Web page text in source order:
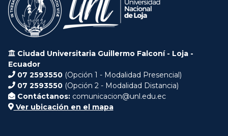
Ciudad Universitaria Guillermo Falconí - Loja -
Ecuador
07 2593550 (Opción 1 - Modalidad Presencial)
07 2593550 (Opción 2 - Modalidad Distancia)
Contáctanos: comunicacion@unl.edu.ec
Ver ubicación en el mapa